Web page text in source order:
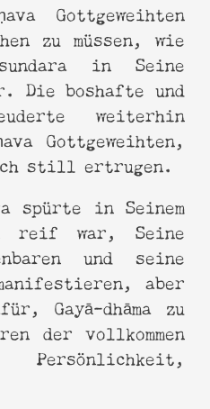
Gottgeweihten
zu müssen, wie
in Seine
Die boshafte und
weiterhin
Gottgeweihten,
still ertrugen.
spürte in Seinem
reif war, Seine
und seine
aber
Gayā-dhāma zu
der vollkommen
Persönlichkeit,